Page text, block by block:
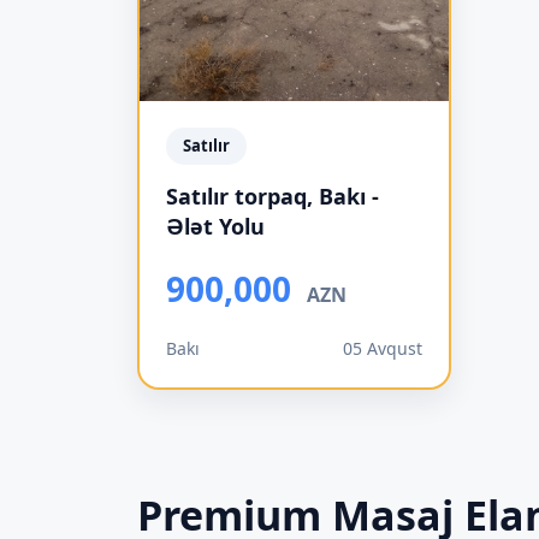
Satılır
Satılır torpaq, Bakı -
Ələt Yolu
900,000 AZN
Bakı 05 Avqust
Premium Masaj